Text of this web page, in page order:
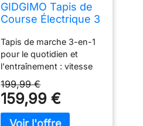
GIDGIMO Tapis de
Course Électrique 3
Inclinaison de 8%,
Walking Pad de
Bureau 1-8 km/h,
Moteur Silencieux
500 W, Écran LED,
Télécommande,
Charge Maximale
Tapis de marche 3-en-1
pour le quotidien et
l'entraînement : vitesse
de 1 à 8 km/h, adapté
pour une marche lente
de 1 à 3 km/h pendant le
travail, une marche
199,99 €
159,99 €